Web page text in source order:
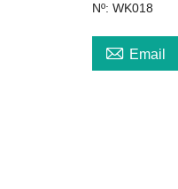
Nº: WK018
 Email